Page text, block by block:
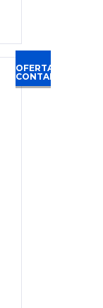
OFERTA
CONTADO